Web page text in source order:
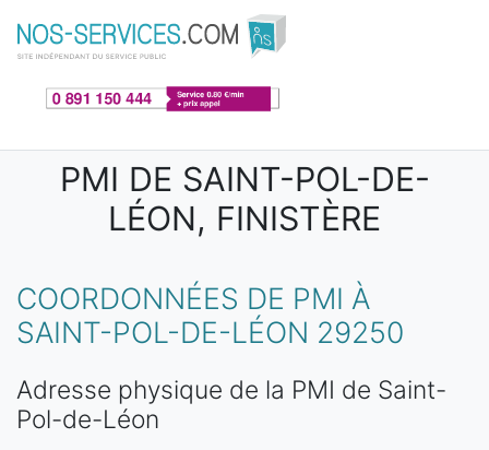
Aller au contenu principal
PMI DE SAINT-POL-DE-
LÉON, FINISTÈRE
COORDONNÉES DE PMI À
SAINT-POL-DE-LÉON 29250
Adresse physique de la PMI de Saint-
Pol-de-Léon